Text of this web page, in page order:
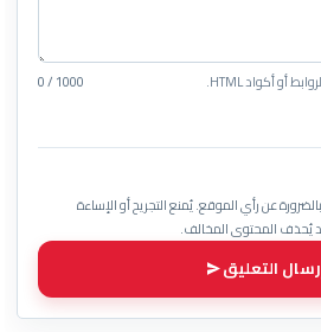
0 / 1000
عن رأي الموقع. يُمنع التجريح أو الإساءة
يُحذف المحتوى المخالف.
التعليق